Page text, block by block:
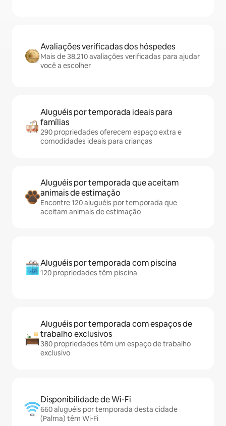
Avaliações verificadas dos hóspedes
Mais de 38.210 avaliações verificadas para ajudar
você a escolher
Aluguéis por temporada ideais para
famílias
290 propriedades oferecem espaço extra e
comodidades ideais para crianças
Aluguéis por temporada que aceitam
animais de estimação
Encontre 120 aluguéis por temporada que
aceitam animais de estimação
Aluguéis por temporada com piscina
120 propriedades têm piscina
Aluguéis por temporada com espaços de
trabalho exclusivos
380 propriedades têm um espaço de trabalho
exclusivo
Disponibilidade de Wi-Fi
660 aluguéis por temporada desta cidade
(Palma) têm Wi-Fi